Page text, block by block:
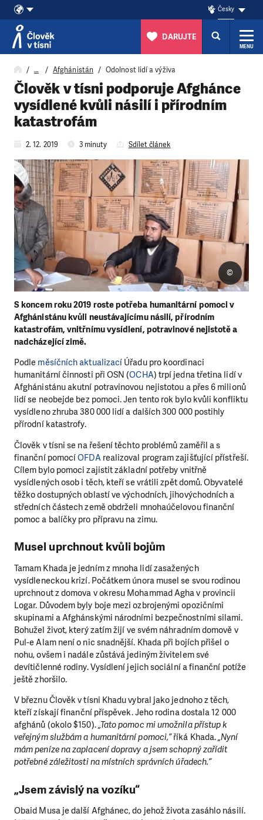
Přeskočit na obsah
Česky
DARUJTE
MENU
… Afghánistán Odolnost lidí a výživa
Člověk v tísni podporuje Afghánce
vysídlené kvůli násilí i přírodním
katastrofám
2. 12. 2019 3 minuty Sdílet článek
S koncem roku 2019 roste potřeba humanitární pomoci v
Afghánistánu kvůli neustávajícímu násilí, přírodním
katastrofám, vnitřnímu vysídlení, potravinové nejistotě a
nadcházející zimě.
©
Podle měsíčních aktualizací Úřadu pro koordinaci
humanitární činnosti při OSN (OCHA) trpí jedna třetina lidí v
Afghánistánu akutní potravinovou nejistotou a přes 6 milionů
lidí se neobejde bez pomoci. Jen tento rok bylo kvůli konfliktu
vysídleno zhruba 380 000 lidí a dalších 300 000 postihly
přírodní katastrofy.
Člověk v tísni se na řešení těchto problémů zaměřil a s
finanční pomocíOFDArealizoval program zajišťující přístřeší.
Cílem bylo pomoci zajistit základní potřeby vnitřně
vysídlených osob i těch, kteří se vrátili zpět domů. Obyvatelé
těžko dostupných oblastí ve východních, jihovýchodních a
středních částech země obdrželi mnohaúčelovou finanční
pomoc a balíčky pro přípravu na zimu.
Musel uprchnout kvůli bojům
Tamam Khada je jedním z mnoha lidí zasažených
vysídleneckou krizí. Počátkem února musel se svou rodinou
uprchnout z domova v okresu Mohammad Agha v provincii
Logar. Důvodem byly boje mezi ozbrojenými opozičními
skupinami a Afghánskými národními bezpečnostními silami.
Bohužel život, který zatím žijí ve svém náhradním domově v
Pul-e Alam není o nic snadnější. Khada při bojích přišel o
nohu, ovšem i nadále zůstává jediným živitelem své
devítičlenné rodiny. Vysídlení jejich sociální a finanční potíže
ještě zhoršilo.
V březnu Člověk v tísni Khadu vybral jako jednoho z těch,
kteří získají finanční příspěvek. Jeho rodina dostala 12 000
afghánů (okolo $150).„Tato pomoc mi umožnila přístup k
veřejným službám a humanitární pomoci,”říká Khada.„Nyní
mám peníze na zaplacení dopravy a jsem schopný zařídit
potřebné záležitosti na místních správních úřadech.”
„Jsem závislý na vozíku“
Obaid Musa je další Afghánec, do jehož života zasáhlo násilí.